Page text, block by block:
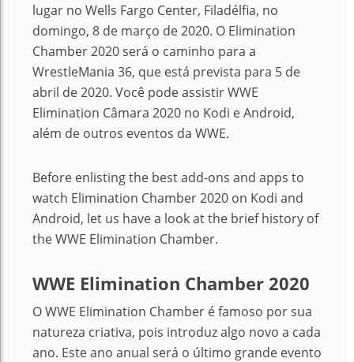
lugar no Wells Fargo Center, Filadélfia, no
domingo, 8 de março de 2020. O Elimination
Chamber 2020 será o caminho para a
WrestleMania 36, que está prevista para 5 de
abril de 2020. Você pode assistir WWE
Elimination Câmara 2020 no Kodi e Android,
além de outros eventos da WWE.
Before enlisting the best add-ons and apps to
watch Elimination Chamber 2020 on Kodi and
Android, let us have a look at the brief history of
the WWE Elimination Chamber.
WWE Elimination Chamber 2020
O WWE Elimination Chamber é famoso por sua
natureza criativa, pois introduz algo novo a cada
ano. Este ano anual será o último grande evento